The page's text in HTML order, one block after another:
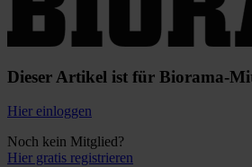
Dieser Artikel ist für Biorama-
Hier einloggen
Noch kein Mitglied?
Hier gratis registrieren